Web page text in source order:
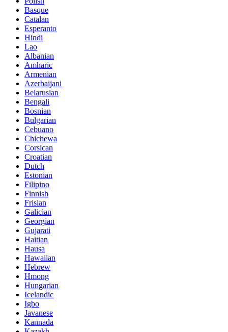
Basque
Catalan
Esperanto
Hindi
Lao
Albanian
Amharic
Armenian
Azerbaijani
Belarusian
Bengali
Bosnian
Bulgarian
Cebuano
Chichewa
Corsican
Croatian
Dutch
Estonian
Filipino
Finnish
Frisian
Galician
Georgian
Gujarati
Haitian
Hausa
Hawaiian
Hebrew
Hmong
Hungarian
Icelandic
Igbo
Javanese
Kannada